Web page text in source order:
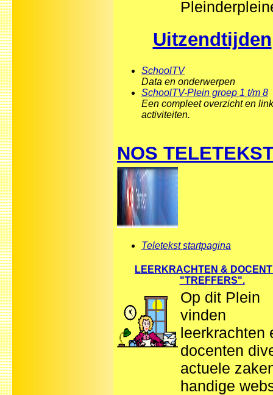
Uitzendtijden
SchoolTV
Data en onderwerpen
SchoolTV-Plein groep 1 t/m 8
Een compleet overzicht en
activiteiten.
NOS
Teletekst startpagina
LEERKRACHTEN &
"TREFFERS".
Op dit Plein
vinden
leerkrachten
docenten
actuele
handige